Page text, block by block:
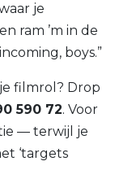
je
ram ’m in de
boys.”
filmrol? Drop
590 72. Voor
— terwijl je
‘targets